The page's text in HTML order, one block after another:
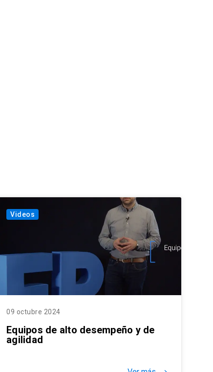
Videos
09 octubre 2024
Equipos de alto desempeño y de
agilidad